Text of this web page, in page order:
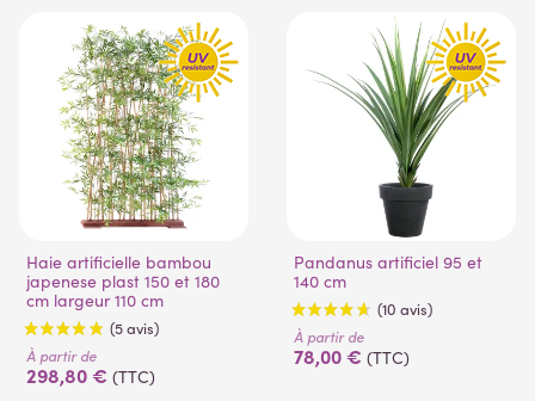
(72 avis) (2 avis)
Haie artificielle bambou
japenese plast 150 et 180
cm largeur 110 cm
À partir de
298,80 € (TTC)
Pandanus artificiel 95 et
140 cm
À partir de
78,00 € (TTC)